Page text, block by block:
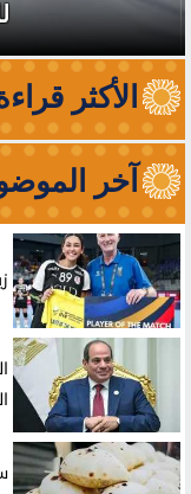
الأكثر
آخر